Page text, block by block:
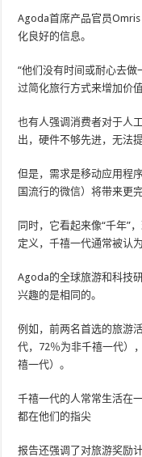
Agoda首席产品官员
化良好的信息。
“他们没有时间或耐心去
过简化旅行方式来增加价
也有人强调消费者对于人
出，硬件不够先进，无法
但是，需求是移动应用程
国流行的微信）将带来更
同时，它看起来像“千年”
定义，千禧一代通常被认
Agoda的全球旅游和科技
兴趣的是相同的。
例如，前两名首选的旅游
代，72％为非千禧一代）
禧一代）。
千禧一代的人常常生活在
都在他们的指尖
报告还强调了对旅游奖励